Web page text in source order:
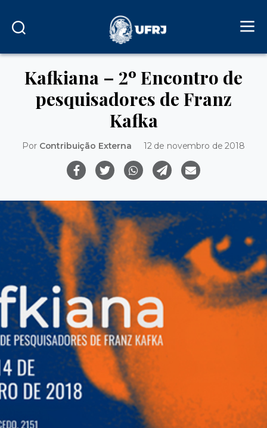
Kafkiana – 2º Encontro de
pesquisadores de Franz
Kafka
Por Contribuição Externa 12 de novembro de 2018